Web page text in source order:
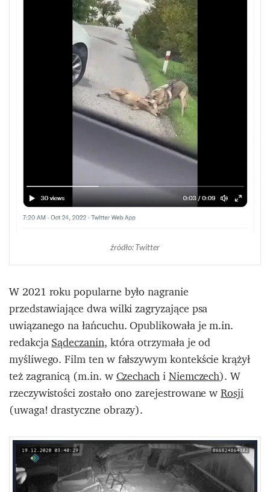
źródło: Twitter
W 2021 roku popularne było nagranie
przedstawiające dwa wilki zagryzające psa
uwiązanego na łańcuchu. Opublikowała je m.in.
redakcjaSądeczanin, która otrzymała je od
myśliwego. Film ten w fałszywym kontekście krążył
też zagranicą (m.in. wCzechachiNiemczech). W
rzeczywistości zostało ono zarejestrowane wRosji
(uwaga! drastyczne obrazy).